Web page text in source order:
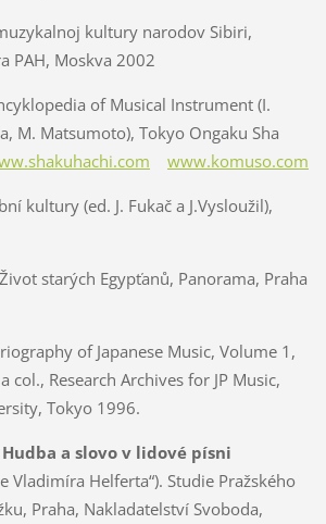
kultury narodov Sibiri,
PAH, Moskva 2002
of Musical Instrument (I.
M. Matsumoto), Tokyo Ongaku Sha
www.komuso.com
kultury (ed. J. Fukač a J.Vysloužil),
Život starých Egypťanů, Panorama, Praha
of Japanese Music, Volume 1,
col., Research Archives for JP Music,
Tokyo 1996.
Hudba a slovo v lidové písni
Vladimíra Helferta“). Studie Pražského
Praha, Nakladatelství Svoboda,